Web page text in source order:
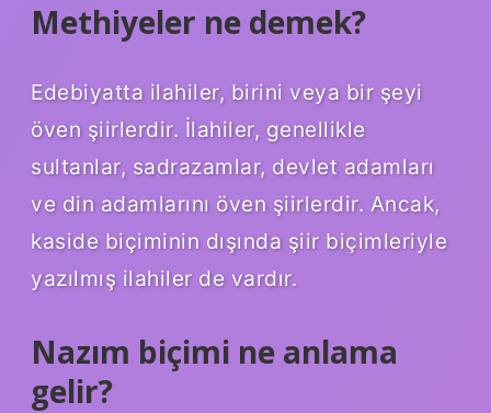
Methiyeler ne demek?
Edebiyatta ilahiler, birini veya bir şeyi
öven şiirlerdir. İlahiler, genellikle
sultanlar, sadrazamlar, devlet adamları
ve din adamlarını öven şiirlerdir. Ancak,
kaside biçiminin dışında şiir biçimleriyle
yazılmış ilahiler de vardır.
Nazım biçimi ne anlama
gelir?